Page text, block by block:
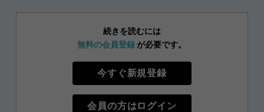
続きを読むには
無料の会員登録 が必要です。
今すぐ新規登録
会員の方はログイン